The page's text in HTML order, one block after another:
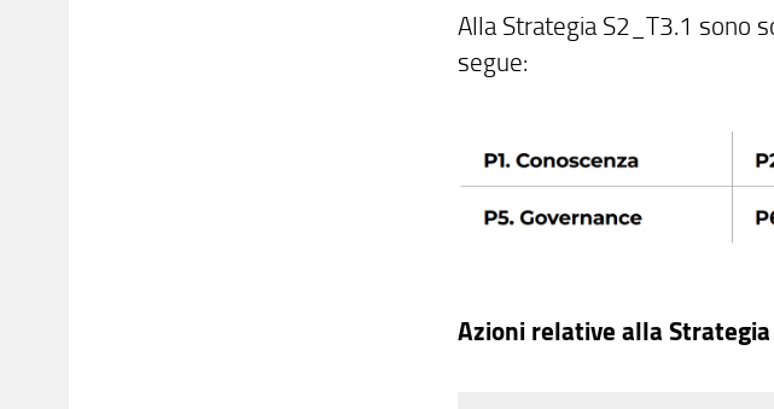
Alla Strategia S2_T3.1 sono
segue:
Azioni relative alla Strategia